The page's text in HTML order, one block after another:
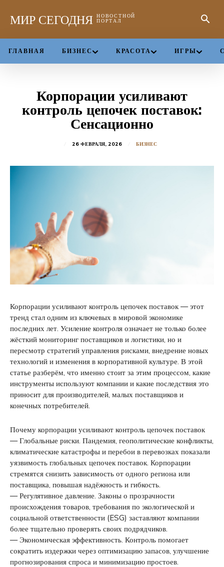
МИР СЕГОДНЯ НОВОСТНОЙ
ПОРТАЛ
ГЛАВНАЯ БИЗНЕС КРАСОТА ИГРЫ
Корпорации усиливают
контроль цепочек поставок:
Сенсационно
26 ФЕВРАЛЯ, 2026 БИЗНЕС
Корпорации усиливают контроль цепочек поставок — этот
тренд стал одним из ключевых в мировой экономике
последних лет. Усиление контроля означает не только более
жёсткий мониторинг поставщиков и логистики, но и
пересмотр стратегий управления рисками, внедрение новых
технологий и изменения в корпоративной культуре. В этой
статье разберём, что именно стоит за этим процессом, какие
инструменты используют компании и какие последствия это
приносит для производителей, малых поставщиков и
конечных потребителей.
Почему корпорации усиливают контроль цепочек поставок
— Глобальные риски. Пандемия, геополитические конфликты,
климатические катастрофы и перебои в перевозках показали
уязвимость глобальных цепочек поставок. Корпорации
стремятся снизить зависимость от одного региона или
поставщика, повышая надёжность и гибкость.
— Регулятивное давление. Законы о прозрачности
происхождения товаров, требования по экологической и
социальной ответственности (ESG) заставляют компании
более тщательно проверять своих подрядчиков.
— Экономическая эффективность. Контроль помогает
сократить издержки через оптимизацию запасов, улучшение
прогнозирования спроса и минимизацию простоев.